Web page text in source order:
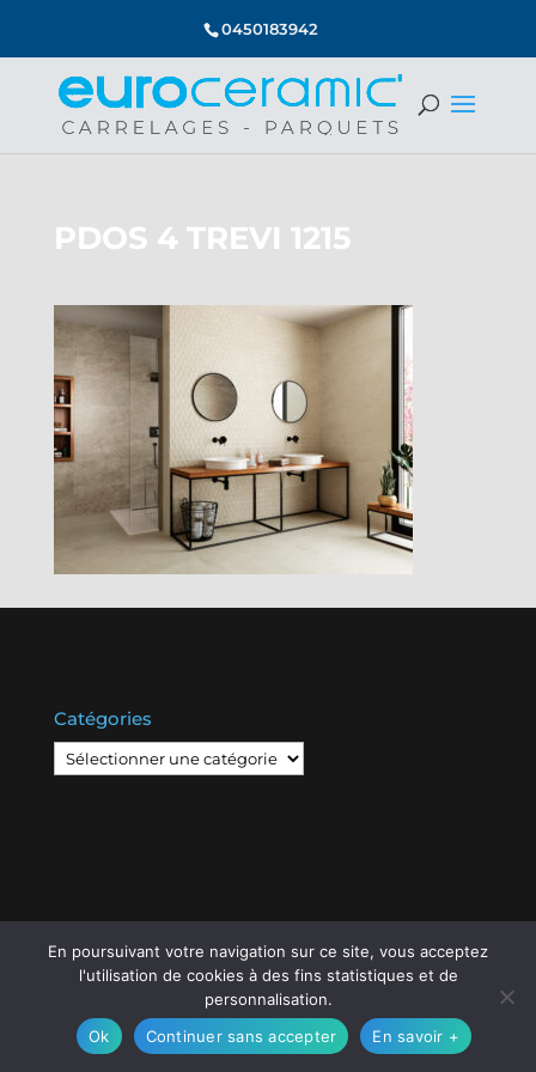
0450183942
PDOS 4 TREVI 1215
Catégories
Catégories
© Copyright8082020 -Les Entreprises Locales-
Mentions Légales – RGPD – Protection de la vie
privée – Gestion des cookies
En poursuivant votre navigation sur ce site, vous acceptez
l'utilisation de cookies à des fins statistiques et de
personnalisation.
Ok
Continuer sans accepter En savoir +